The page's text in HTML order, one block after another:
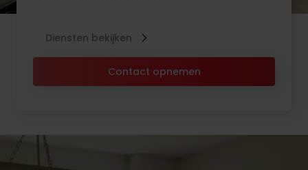
Contact opnemen
Diensten bekijken